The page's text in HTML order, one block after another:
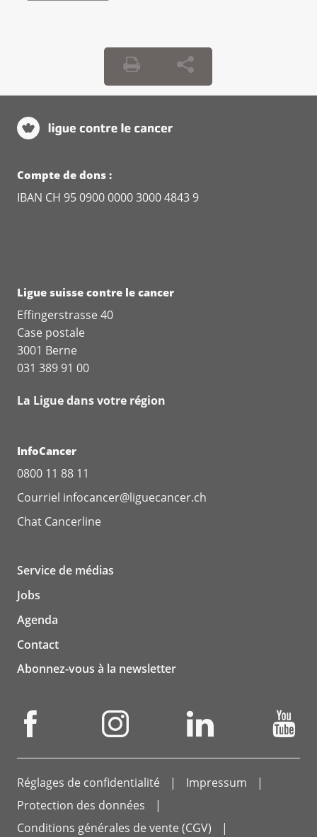
Compte de dons :
IBAN CH 95 0900 0000 3000 4843 9
Ligue suisse contre le cancer
Effingerstrasse 40
Case postale
3001 Berne
031 389 91 00
La Ligue dans votre région
InfoCancer
0800 11 88 11
Courriel infocancer@liguecancer.ch
Chat Cancerline
Service de médias
Jobs
Agenda
Contact
Abonnez-vous à la newsletter
Réglages de confidentialité
Impressum
Protection des données
Conditions générales de vente (CGV)